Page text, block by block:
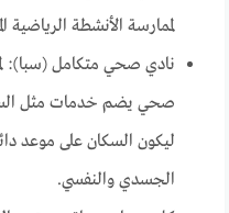
لممارسة الأنشطة الرياضية
نادي صحي متكامل (سبا):
صحي يضم خدمات مثل
ليكون السكان على موعد
الجسدي والنفسي.